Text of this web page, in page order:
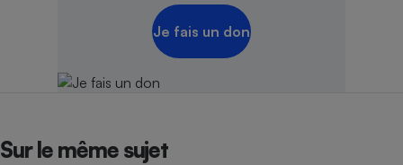
Je fais un don
Sur le même sujet